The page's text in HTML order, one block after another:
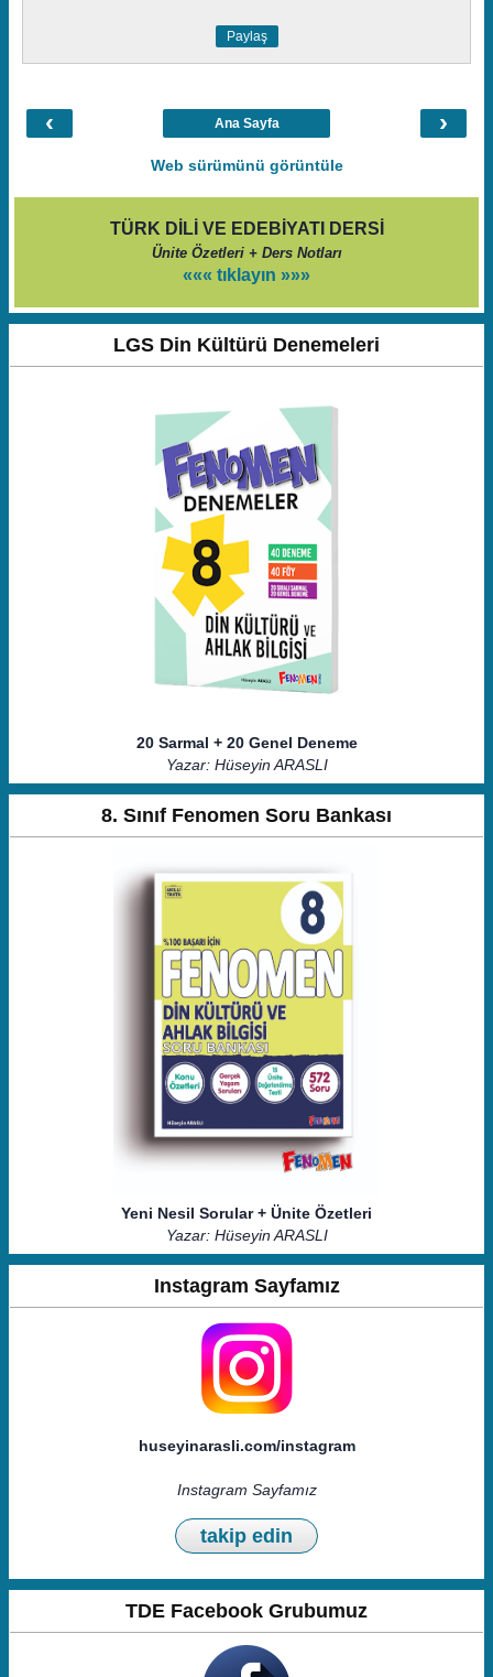
Paylaş
‹ ›
Ana Sayfa
Web sürümünü görüntüle
TÜRK DİLİ VE EDEBİYATI DERSİ
Ünite Özetleri + Ders Notları
««« tıklayın »»»
LGS Din Kültürü Denemeleri
20 Sarmal + 20 Genel Deneme
Yazar: Hüseyin ARASLI
8. Sınıf Fenomen Soru Bankası
Yeni Nesil Sorular + Ünite Özetleri
Yazar: Hüseyin ARASLI
Instagram Sayfamız
huseyinarasli.com/instagram
Instagram Sayfamız
takip edin
TDE Facebook Grubumuz